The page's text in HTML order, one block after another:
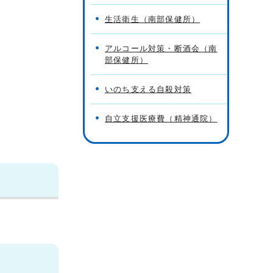
生活衛生（南部保健所）
アルコール対策・断酒会（南
部保健所）
いのち支える自殺対策
自立支援医療費（精神通院）